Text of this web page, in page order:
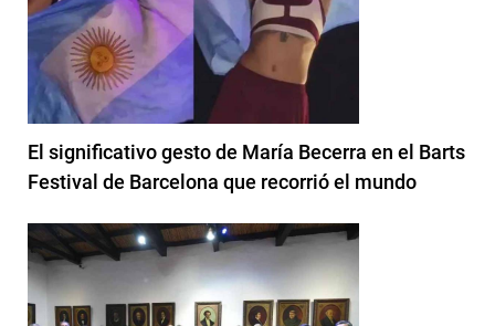
El significativo gesto de María Becerra en el Barts
Festival de Barcelona que recorrió el mundo